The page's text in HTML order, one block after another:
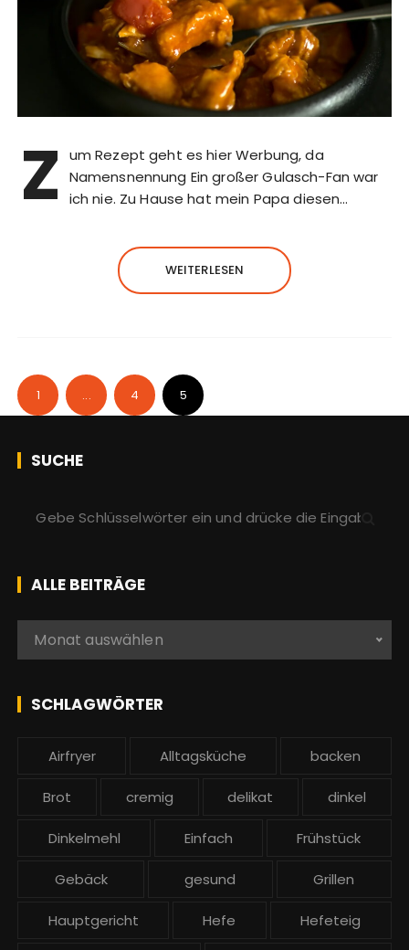
Z
um Rezept geht es hier Werbung, da
Namensnennung Ein großer Gulasch-Fan war
ich nie. Zu Hause hat mein Papa diesen…
WEITERLESEN
1 ... 4 5
SUCHE
h
e
n
c
:
ALLE BEITRÄGE
e
Monat auswählen
SCHLAGWÖRTER
Airfryer Alltagsküche backen
Brot cremig delikat dinkel
Dinkelmehl Einfach Frühstück
Gebäck gesund Grillen
Hauptgericht Hefe Hefeteig